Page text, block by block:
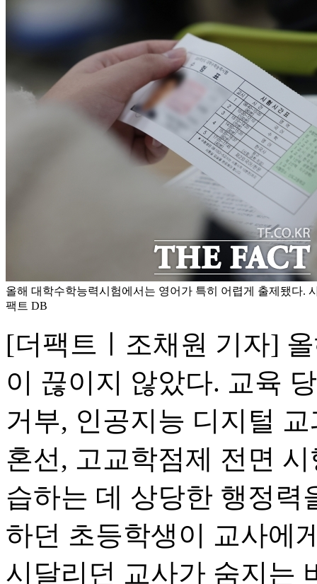
올해 대학수학능력시험에서는 영어가 특히 어렵게 출제됐다.
팩트 DB
[더팩트ㅣ조채원 기자]
이 끊이지 않았다. 교육
거부, 인공지능 디지털
혼선, 고교학점제 전면
습하는 데 상당한 행정력
하던 초등학생이 교사에
시달리던 교사가 숨지는